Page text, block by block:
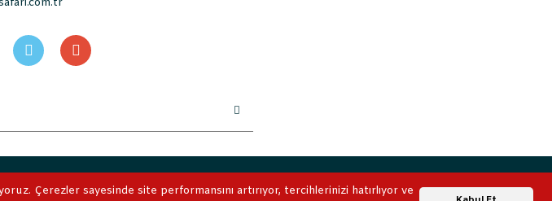
Çerezler sayesinde site performansını artırıyor, tercihlerinizi hatırlıyor ve